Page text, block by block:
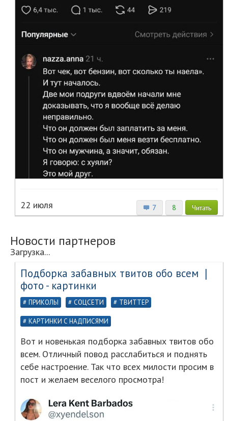
7 8 Читать
22 июля
Новости партнеров
Загрузка...
Подборка забавных твитов обо всем ❘
фото - картинки
ПРИКОЛЫ СОЦСЕТИ ТВИТТЕР
КАРТИНКИ С НАДПИСЯМИ
Вот и новенькая подборка забавных твитов обо
всем. Отличный повод расслабиться и поднять
себе настроение. Так что всех милости просим в
пост и желаем веселого просмотра!